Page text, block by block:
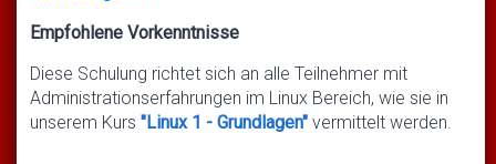
Empfohlene Vorkenntnisse
Diese Schulung richtet sich an alle Teilnehmer mit
Administrationserfahrungen im Linux Bereich, wie sie in
unserem Kurs "Linux 1 - Grundlagen" vermittelt werden.